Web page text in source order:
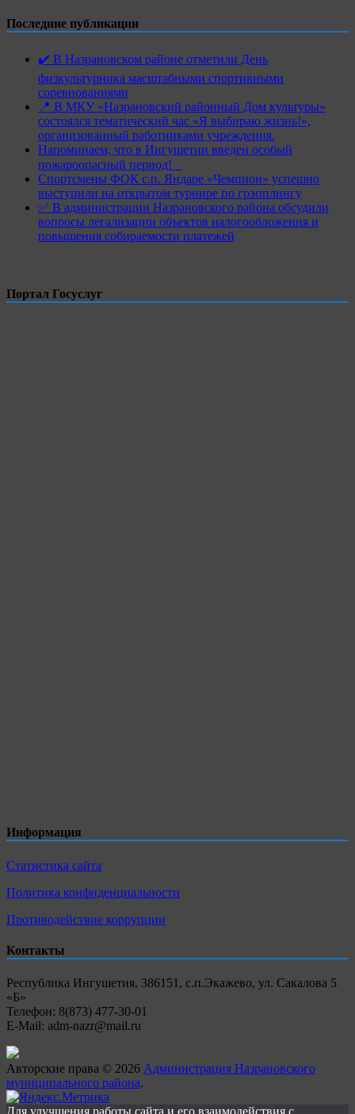
Последние публикации
✔️ В Назрановском районе отметили День
физкультурника масштабными спортивными
соревнованиями
📍 В МКУ «Назрановский районный Дом культуры»
состоялся тематический час «Я выбираю жизнь!»,
организованный работниками учреждения.
Напоминаем, что в Ингушетии введен особый
пожароопасный период!⁣⁣⠀
Спортсмены ФОК с.п. Яндаре «Чемпион» успешно
выступили на открытом турнире по грэпплингу
✅ В администрации Назрановского района обсудили
вопросы легализации объектов налогообложения и
повышения собираемости платежей
Портал Госуслуг
Информация
Статистика сайта
Политика конфиденциальности
Противодействие коррупции
Контакты
Республика Ингушетия, 386151, с.п.Экажево, ул. Сакалова 5
«Б»
Телефон: 8(873) 477-30-01
E-Mail: adm-nazr@mail.ru
Авторские права © 2026 Администрация Назрановского
муниципального района.